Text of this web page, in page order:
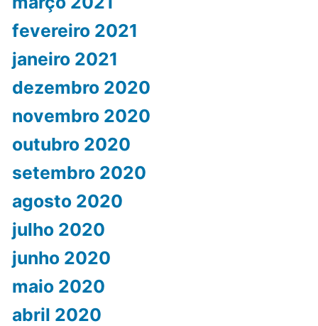
fevereiro 2021
janeiro 2021
dezembro 2020
novembro 2020
outubro 2020
setembro 2020
agosto 2020
julho 2020
junho 2020
maio 2020
abril 2020